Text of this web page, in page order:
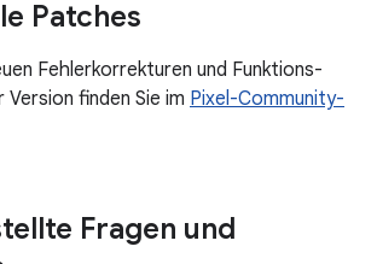
Patches
Fehlerkorrekturen und Funktions-
finden Sie im Pixel-Community-
Fragen und